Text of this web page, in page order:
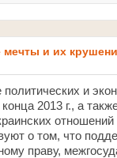
мечты и их
и
2013 г., а
о том, что
праву,